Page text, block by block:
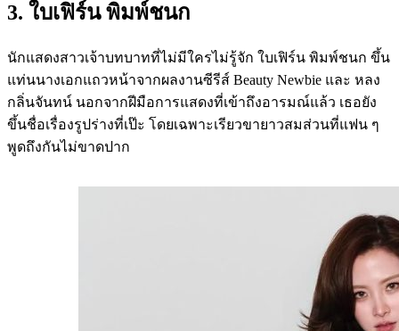
3. ใบเฟิร์น พิมพ์ชนก
นักแสดงสาวเจ้าบทบาทที่ไม่มีใครไม่รู้จัก ใบเฟิร์น พิมพ์ชนก ขึ้น
แท่นนางเอกแถวหน้าจากผลงานซีรีส์ Beauty Newbie และ หลง
กลิ่นจันทน์ นอกจากฝีมือการแสดงที่เข้าถึงอารมณ์แล้ว เธอยัง
ขึ้นชื่อเรื่องรูปร่างที่เป๊ะ โดยเฉพาะเรียวขายาวสมส่วนที่แฟน ๆ
พูดถึงกันไม่ขาดปาก